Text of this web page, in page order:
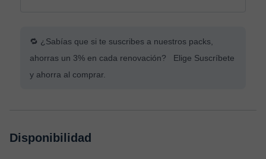
🔁 ¿Sabías que si te suscribes a nuestros packs,
ahorras un 3% en cada renovación? Elige Suscríbete
y ahorra al comprar.
Disponibilidad